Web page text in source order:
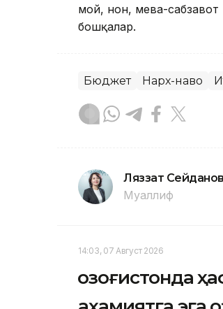
мой, нон, мева-сабзавот
бошқалар.
Бюджет Нарх-наво
Ляззат
Муаллиф
14:03, 07 Август 2026
Қозоғистонда